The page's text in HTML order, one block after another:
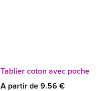
Tablier coton avec poche
A partir de 9.56 €